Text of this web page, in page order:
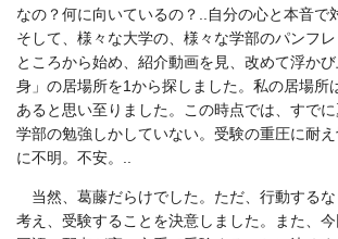
なの？何に向いているの？
自分の心と本音で
そして、様々な大学の、様々な学部のパンフ
ところから始め、紹介動画を見、改めて浮か
身」の居場所を1から探しました。私の居場所
あると思い至りました。この時点では、すで
学部の勉強しかしていない。受験の重圧に耐
に不明。不安。
当然、葛藤だらけでした。ただ、行動する
考え、受験することを決意しました。また、今